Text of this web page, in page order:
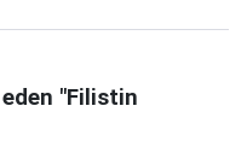
"Filistin